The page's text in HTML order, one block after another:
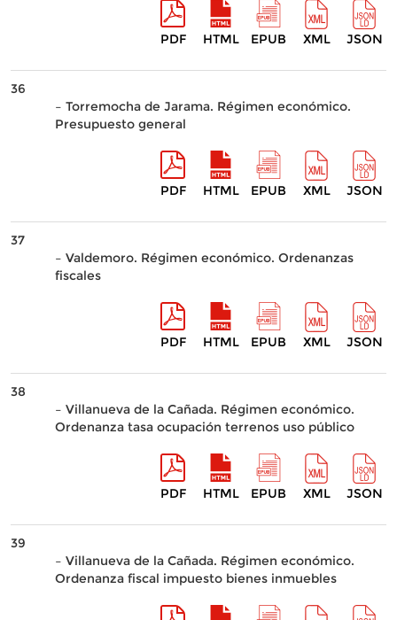
PDF HTML EPUB XML JSON
36
– Torremocha de Jarama. Régimen económico.
Presupuesto general
PDF HTML EPUB XML JSON
37
– Valdemoro. Régimen económico. Ordenanzas
fiscales
PDF HTML EPUB XML JSON
38
– Villanueva de la Cañada. Régimen económico.
Ordenanza tasa ocupación terrenos uso público
PDF HTML EPUB XML JSON
39
– Villanueva de la Cañada. Régimen económico.
Ordenanza fiscal impuesto bienes inmuebles